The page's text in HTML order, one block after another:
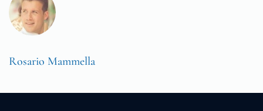
Rosario Mammella